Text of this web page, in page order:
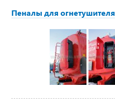
Пеналы для огнетушителя